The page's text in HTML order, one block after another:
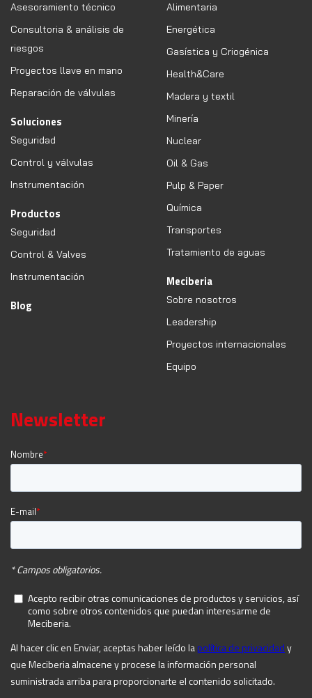
Asesoramiento técnico
Consultoria & análisis de
riesgos
Proyectos llave en mano
Reparación de válvulas
Soluciones
Seguridad
Control y válvulas
Instrumentación
Productos
Seguridad
Control & Valves
Instrumentación
Blog
Alimentaria
Energética
Gasística y Criogénica
Health&Care
Madera y textil
Minería
Nuclear
Oil & Gas
Pulp & Paper
Química
Transportes
Tratamiento de aguas
Meciberia
Sobre nosotros
Leadership
Proyectos internacionales
Equipo